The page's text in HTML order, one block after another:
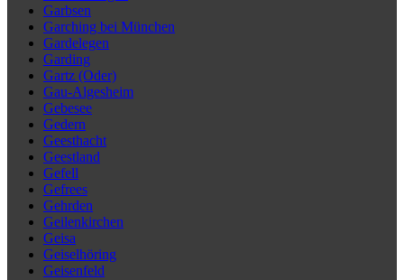
Garbsen
Garching bei München
Gardelegen
Garding
Gartz (Oder)
Gau-Algesheim
Gebesee
Gedern
Geesthacht
Geestland
Gefell
Gefrees
Gehrden
Geilenkirchen
Geisa
Geiselhöring
Geisenfeld